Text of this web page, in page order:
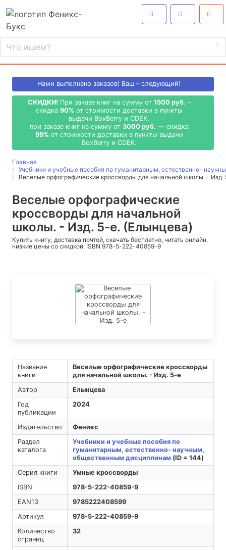
Нами выполнено заказов! Ваш – следующий!
СКИДКИ! При заказе книг на сумму от 1500 руб. –
скидка 90% от стоимости доставки в пункты
выдачи BoxBerry и CDEK,
при заказе книг на сумму от 3000 руб. — скидка
99% от стоимости доставки в пункты выдачи
BoxBerry и CDEK.
Главная
Учебники и учебные пособия по гуманитарным, естественно-
Веселые орфографические кроссворды для начальной школы. - Изд.
Веселые орфографические
кроссворды для начальной
школы. - Изд. 5-е. (Елынцева)
Купить книгу, доставка почтой, скачать бесплатно, читать онлайн,
низкие цены со скидкой, ISBN 978-5-222-40859-9
Название
книги
Веселые орфографические кроссворды
для начальной школы. - Изд. 5-е
Автор
Елынцева
Год
публикации
2024
Издательство
Феникс
Раздел
каталога
Учебники и учебные пособия по
гуманитарным, естественно- научным,
общественным дисциплинам (ID = 144)
Серия книги
Умные кроссворды
ISBN
978-5-222-40859-9
EAN13
9785222408599
Артикул
978-5-222-40859-9
Количество
страниц
32